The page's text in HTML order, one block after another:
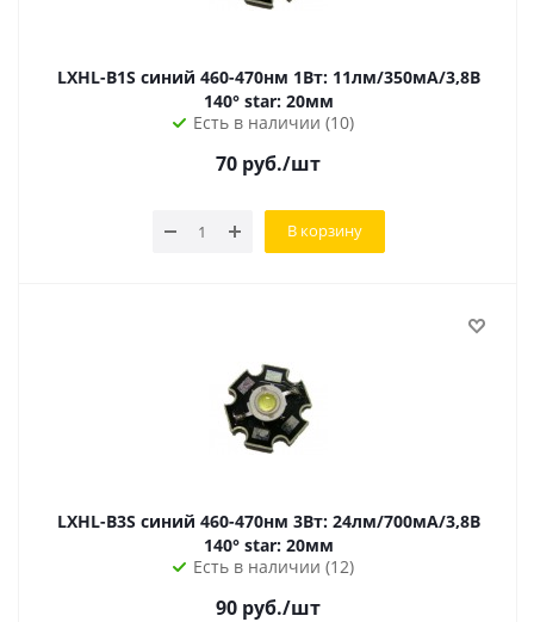
LXHL-B1S синий 460-470нм 1Вт: 11лм/350мА/3,8В
140° star: 20мм
Есть в наличии (10)
70 руб./шт
В корзину
LXHL-B3S синий 460-470нм 3Вт: 24лм/700мА/3,8В
140° star: 20мм
Есть в наличии (12)
90 руб./шт